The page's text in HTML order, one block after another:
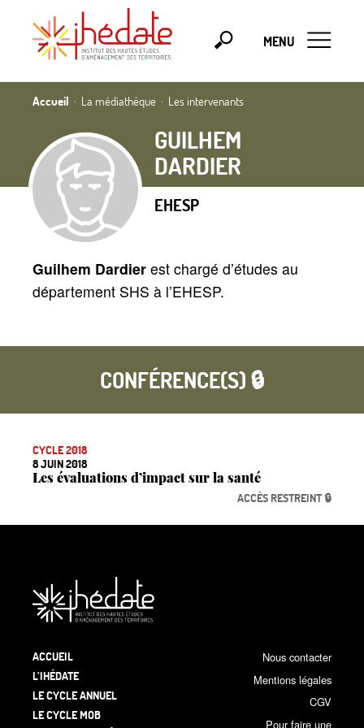
MENU
Accueil La médiathèque Les intervenants
GUILHEM
DARDIER
EHESP
Guilhem Dardier est chargé d’études au
département SHS à l’EHESP.
CONFÉRENCE(S) 🔒
CYCLE 2018
8 JUIN 2018
Les évaluations d’impact sur la santé
ACCÈS RESTREINT 🔒
ACCUEIL
L’IHÉDATE
LE CYCLE ANNUEL
LE CYCLE MOB
Nous contacter
Mentions légales
CGV
Pour faire une